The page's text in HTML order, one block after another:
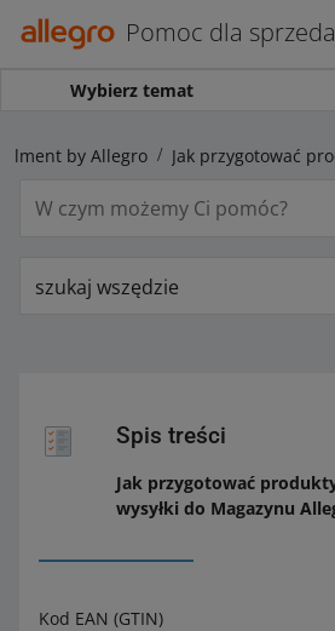
Pomoc dla
Wybierz temat
by Allegro
szukaj wszędzie
Spis treści
Jak przygotować
wysyłki do Magazynu
Kod EAN (GTIN)